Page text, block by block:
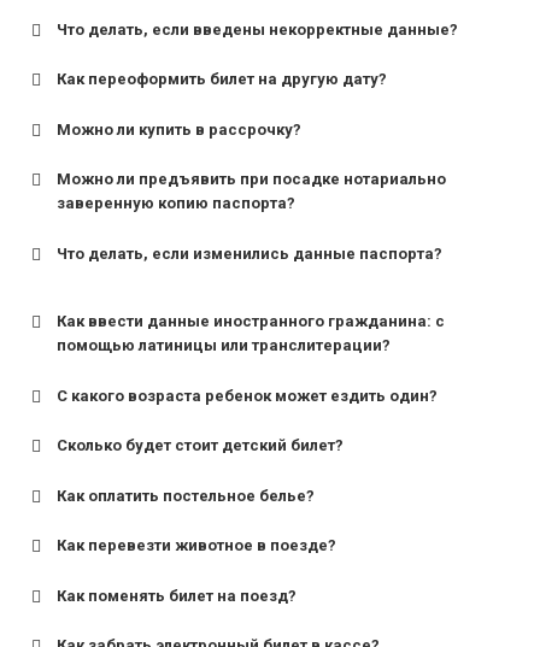
Что делать, если введены некорректные данные?
Как переоформить билет на другую дату?
Можно ли купить в рассрочку?
Можно ли предъявить при посадке нотариально
заверенную копию паспорта?
Что делать, если изменились данные паспорта?
Как ввести данные иностранного гражданина: с
помощью латиницы или транслитерации?
С какого возраста ребенок может ездить один?
для поездов дальнего следования — от 10 лет и
для пригородных поездов — от 7 лет.
Сколько будет стоит детский билет?
Как оплатить постельное белье?
Как перевезти животное в поезде?
Как поменять билет на поезд?